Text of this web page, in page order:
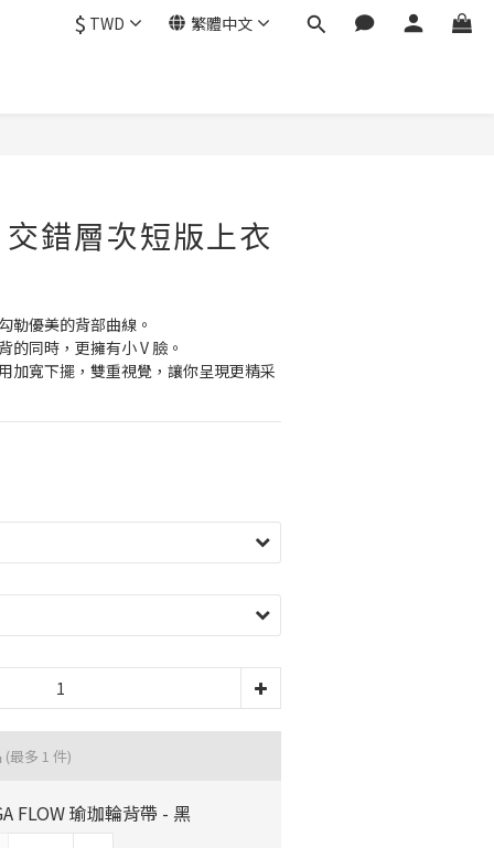
$ TWD 繁體中文
錯層次短版上衣
勒優美的背部曲線。
的同時，更擁有小 V 臉。
加寬下擺，雙重視覺，讓你呈現更精采
(最多 1 件)
FLOW 瑜珈輪背帶 - 黑